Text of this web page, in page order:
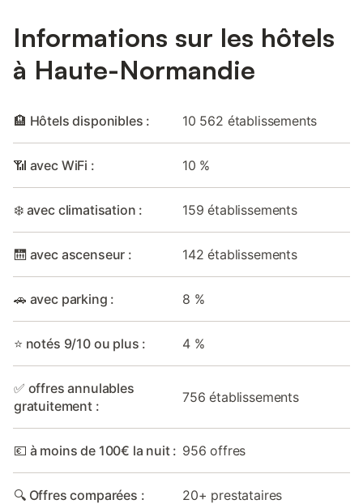
Informations sur les hôtels
à Haute-Normandie
🏨 Hôtels disponibles : 10 562 établissements
📶 avec WiFi : 10 %
❄️ avec climatisation : 159 établissements
🛗 avec ascenseur : 142 établissements
🚗 avec parking : 8 %
⭐ notés 9/10 ou plus : 4 %
✅ offres annulables
gratuitement :
756 établissements
💶 à moins de 100€ la nuit : 956 offres
🔍 Offres comparées : 20+ prestataires